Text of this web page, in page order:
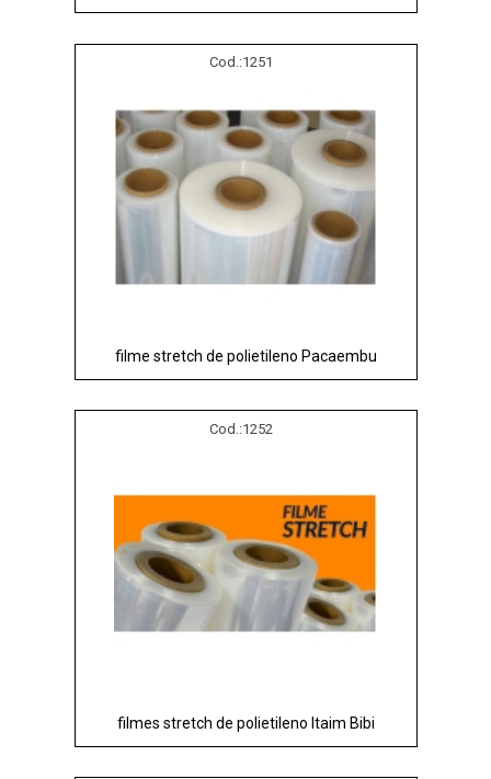
Cod.:1251
filme stretch de polietileno Pacaembu
Cod.:1252
filmes stretch de polietileno Itaim Bibi